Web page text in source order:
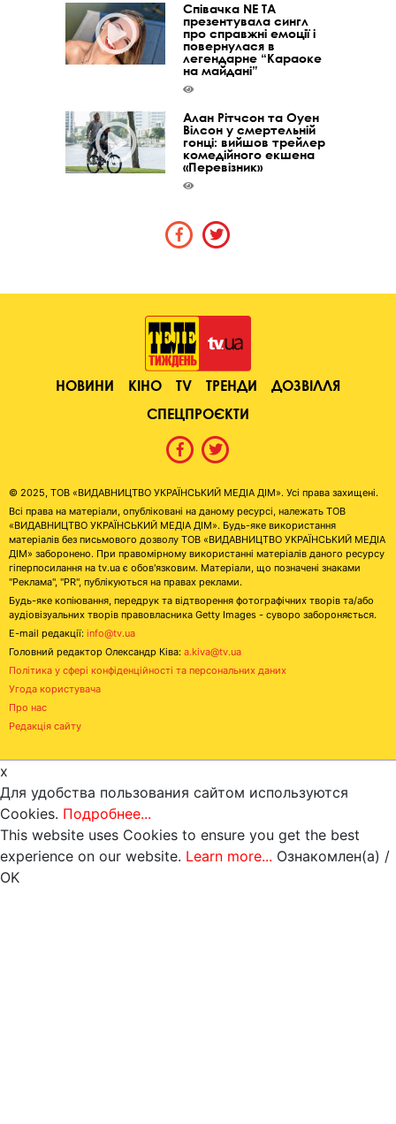
Співачка NE TA
презентувала сингл
про справжні емоції і
повернулася в
легендарне “Караоке
на майдані”
Алан Рітчсон та Оуен
Вілсон у смертельній
гонці: вийшов трейлер
комедійного екшена
«Перевізник»
НОВИНИ КІНО TV ТРЕНДИ
ДОЗВІЛЛЯ
СПЕЦПРОЄКТИ
© 2025, ТОВ «ВИДАВНИЦТВО УКРАЇНСЬКИЙ МЕДІА ДІМ». Усі права захищені.
Всі права на матеріали, опубліковані на даному ресурсі, належать ТОВ
«ВИДАВНИЦТВО УКРАЇНСЬКИЙ МЕДІА ДІМ». Будь-яке використання
матеріалів без письмового дозволу ТОВ «ВИДАВНИЦТВО УКРАЇНСЬКИЙ МЕДІА
ДІМ» заборонено. При правомірному використанні матеріалів даного ресурсу
гіперпосилання на tv.ua є обов'язковим. Матеріали, що позначені знаками
"Реклама", "PR", публікуються на правах реклами.
Будь-яке копіювання, передрук та відтворення фотографічних творів та/або
аудіовізуальних творів правовласника Getty Images - суворо забороняється.
E-mail редакції: info@tv.ua
Головний редактор Олександр Ківа: a.kiva@tv.ua
Політика у сфері конфіденційності та персональних даних
Угода користувача
Про нас
Редакція сайту
x
Для удобства пользования сайтом используются
Cookies. Подробнее...
This website uses Cookies to ensure you get the best
experience on our website. Learn more... Ознакомлен(а) /
OK